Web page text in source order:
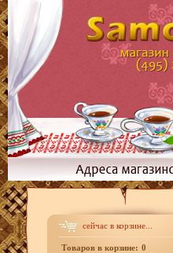
сейчас в корзине...
Товаров в корзине: 0